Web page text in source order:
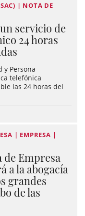
| NOTA DE
servicio de
24 horas
y Persona
telefónica
las 24 horas del
| EMPRESA |
Empresa
a la abogacía
grandes
de las